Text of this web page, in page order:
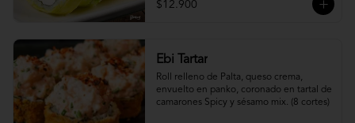
$12.900
Ebi Tartar
Roll relleno de Palta, queso crema,
envuelto en panko, coronado en tartal de
camarones Spicy y sésamo mix. (8 cortes)